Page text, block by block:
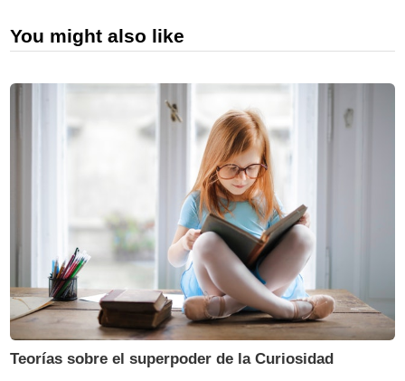
You might also like
Teorías sobre el superpoder de la Curiosidad